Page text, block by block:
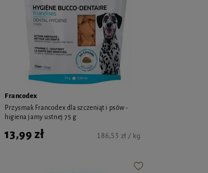
Francodex
Przysmak Francodex dla szczeniąt i psów -
higiena jamy ustnej 75 g
13,99 zł 186,53 zł / kg